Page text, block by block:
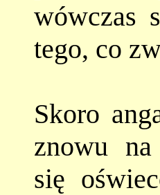
wówczas
tego, co
Skoro
znowu
się